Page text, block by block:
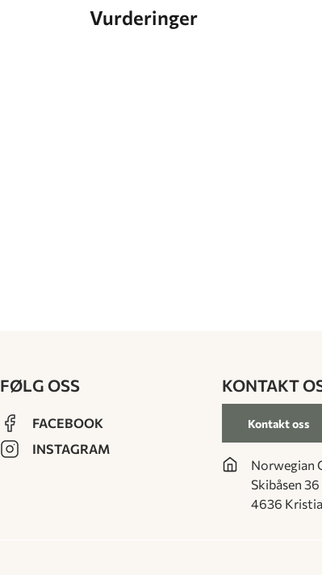
Vurderinger
FØLG OSS
FACEBOOK
INSTAGRAM
KONTAKT
Kontakt oss
Norwegian
Skibåsen 36
4636